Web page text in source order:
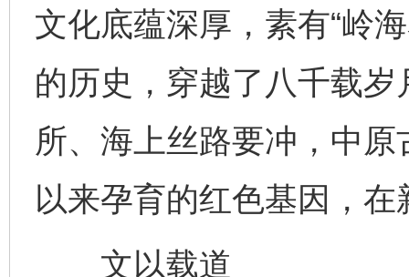
文化底蕴深厚，素有“岭
的历史，穿越了八千载
所、海上丝路要冲，中
以来孕育的红色基因，
文以载道